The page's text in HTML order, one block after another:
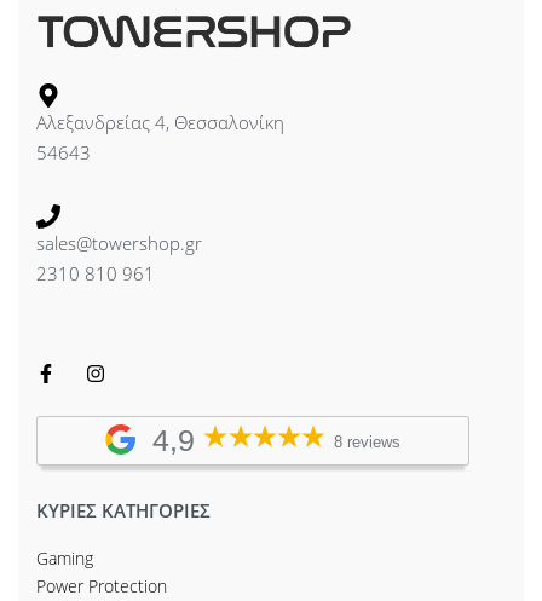
Αλεξανδρείας 4, Θεσσαλονίκη
54643
sales@towershop.gr
2310 810 961
4,9 8 reviews
ΚΥΡΙΕΣ ΚΑΤΗΓΟΡΙΕΣ
Gaming
Power Protection